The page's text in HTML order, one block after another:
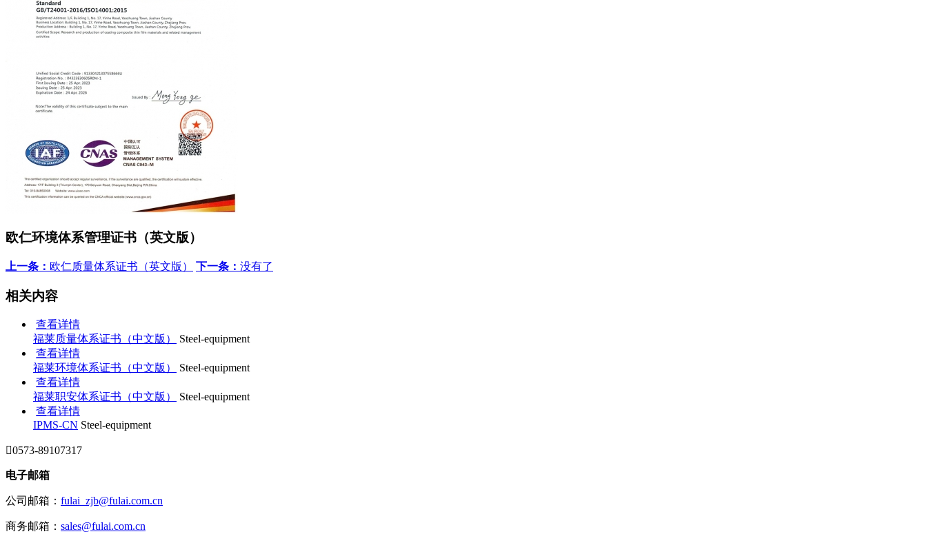
欧仁环境体系管理证书（英文版）
上一条： 欧仁质量体系证书（英文版） 下一条： 没有了
相关内容
查看详情
福莱质量体系证书（中文版）
Steel-equipment
查看详情
福莱环境体系证书（中文版）
Steel-equipment
查看详情
福莱职安体系证书（中文版）
Steel-equipment
查看详情
IPMS-CN Steel-equipment
0573-89107317
电子邮箱
公司邮箱： fulai_zjb@fulai.com.cn
商务邮箱： sales@fulai.com.cn